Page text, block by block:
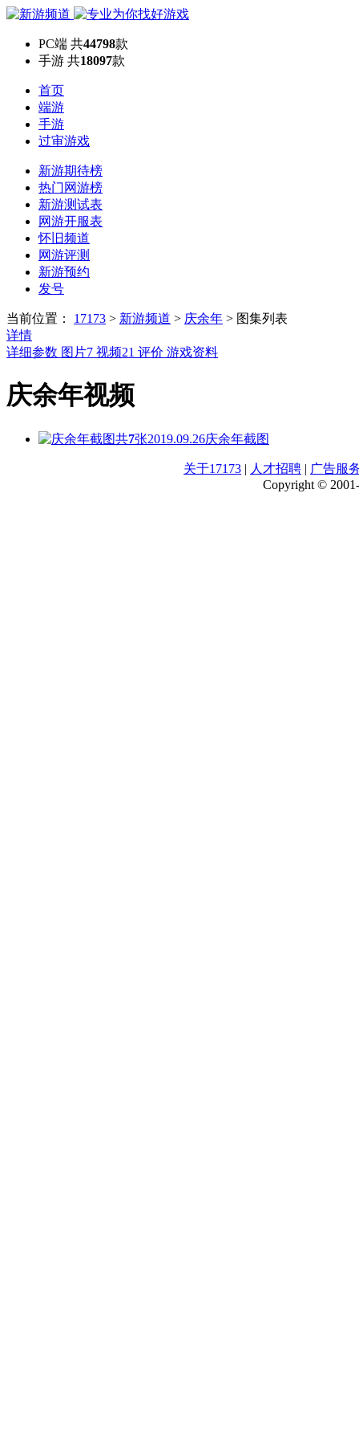
PC端 共44798款
手游 共18097款
首页
端游
手游
过审游戏
新游期待榜
热门网游榜
新游测试表
网游开服表
怀旧频道
网游评测
新游预约
发号
当前位置： 17173 > 新游频道 > 庆余年 > 图集列表
详情
详细参数 图片7 视频21 评价 游戏资料
庆余年视频
共7张2019.09.26庆余年截图
关于17173 | 人才招聘 | 广告服
Copyright ©